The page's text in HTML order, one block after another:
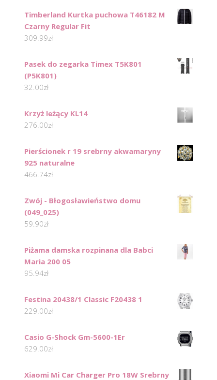
Timberland Kurtka puchowa T46182 M
Czarny Regular Fit
309.99zł
Pasek do zegarka Timex T5K801
(P5K801)
32.00zł
Krzyż leżący KL14
276.00zł
Pierścionek r 19 srebrny akwamaryny
925 naturalne
466.74zł
Zwój - Błogosławieństwo domu
(049_025)
59.90zł
Piżama damska rozpinana dla Babci
Maria 200 05
95.94zł
Festina 20438/1 Classic F20438 1
229.00zł
Casio G-Shock Gm-5600-1Er
629.00zł
Xiaomi Mi Car Charger Pro 18W Srebrny